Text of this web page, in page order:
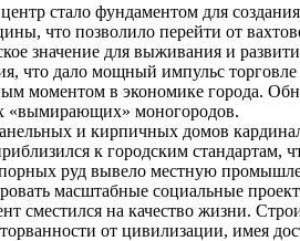
стало фундаментом для
что позволило перейти от
значение для выживания и
что дало мощный импульс
моментом в экономике города.
«вымирающих» моногородов.
и кирпичных домов
к городским стандартам,
руд вывело местную
масштабные социальные
сместился на качество жизни.
от цивилизации, имея